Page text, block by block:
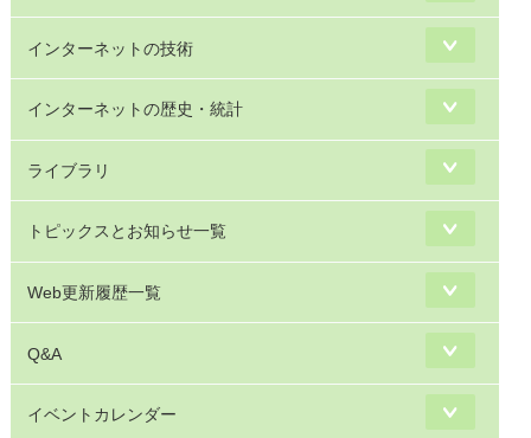
インターネットの技術
インターネットの歴史・統計
ライブラリ
トピックスとお知らせ一覧
Web更新履歴一覧
Q&A
イベントカレンダー